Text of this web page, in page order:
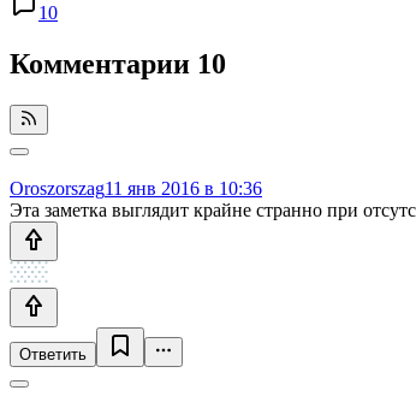
10
Комментарии 10
Oroszorszag11 янв 2016 в 10:36
Эта заметка выглядит крайне странно при
Ответить